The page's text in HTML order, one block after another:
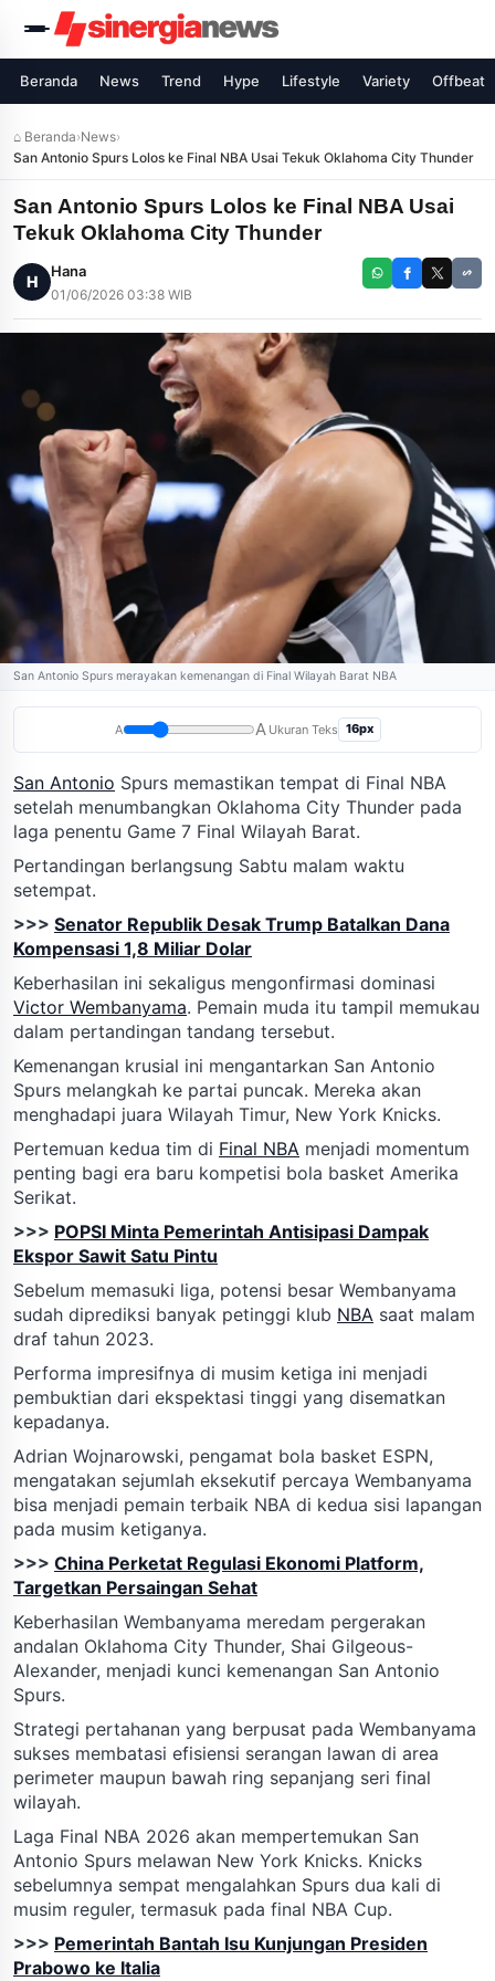
Beranda News Trend Hype Lifestyle Variety Offbeat
⌂ Beranda›News›
San Antonio Spurs Lolos ke Final NBA Usai Tekuk Oklahoma City Thunder
San Antonio Spurs Lolos ke Final NBA Usai
Tekuk Oklahoma City Thunder
H
Hana
01/06/2026 03:38 WIB
San Antonio Spurs merayakan kemenangan di Final Wilayah Barat NBA
A A Ukuran Teks 16px
San Antonio Spurs memastikan tempat di Final NBA
setelah menumbangkan Oklahoma City Thunder pada
laga penentu Game 7 Final Wilayah Barat.
Pertandingan berlangsung Sabtu malam waktu
setempat.
>>> Senator Republik Desak Trump Batalkan Dana
Kompensasi 1,8 Miliar Dolar
Keberhasilan ini sekaligus mengonfirmasi dominasi
Victor Wembanyama. Pemain muda itu tampil memukau
dalam pertandingan tandang tersebut.
Kemenangan krusial ini mengantarkan San Antonio
Spurs melangkah ke partai puncak. Mereka akan
menghadapi juara Wilayah Timur, New York Knicks.
Pertemuan kedua tim di Final NBA menjadi momentum
penting bagi era baru kompetisi bola basket Amerika
Serikat.
>>> POPSI Minta Pemerintah Antisipasi Dampak
Ekspor Sawit Satu Pintu
Sebelum memasuki liga, potensi besar Wembanyama
sudah diprediksi banyak petinggi klub NBA saat malam
draf tahun 2023.
Performa impresifnya di musim ketiga ini menjadi
pembuktian dari ekspektasi tinggi yang disematkan
kepadanya.
Adrian Wojnarowski, pengamat bola basket ESPN,
mengatakan sejumlah eksekutif percaya Wembanyama
bisa menjadi pemain terbaik NBA di kedua sisi lapangan
pada musim ketiganya.
>>> China Perketat Regulasi Ekonomi Platform,
Targetkan Persaingan Sehat
Keberhasilan Wembanyama meredam pergerakan
andalan Oklahoma City Thunder, Shai Gilgeous-
Alexander, menjadi kunci kemenangan San Antonio
Spurs.
Strategi pertahanan yang berpusat pada Wembanyama
sukses membatasi efisiensi serangan lawan di area
perimeter maupun bawah ring sepanjang seri final
wilayah.
Laga Final NBA 2026 akan mempertemukan San
Antonio Spurs melawan New York Knicks. Knicks
sebelumnya sempat mengalahkan Spurs dua kali di
musim reguler, termasuk pada final NBA Cup.
>>> Pemerintah Bantah Isu Kunjungan Presiden
Prabowo ke Italia